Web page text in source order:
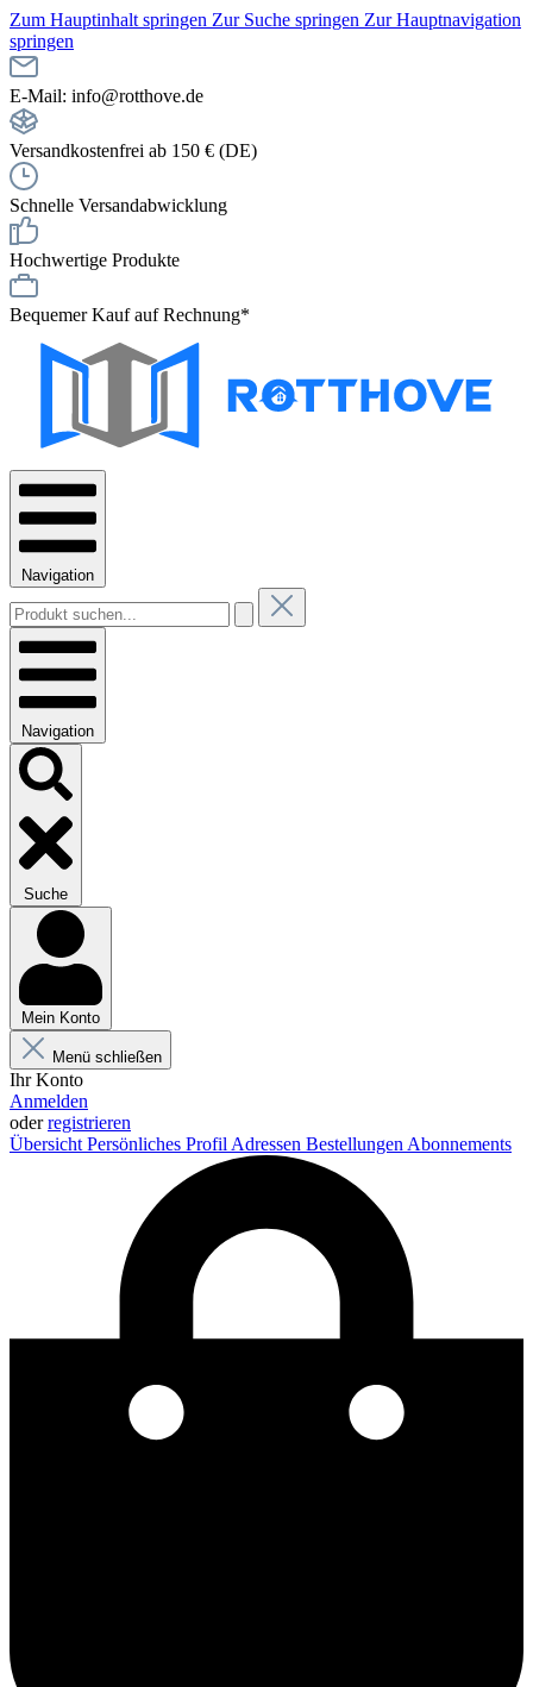
Zum Hauptinhalt springen Zur Suche springen Zur Hauptnavigation
springen
E-Mail: info@rotthove.de
Versandkostenfrei ab 150 € (DE)
Schnelle Versandabwicklung
Hochwertige Produkte
Bequemer Kauf auf Rechnung*
Navigation
Navigation
Suche
Mein Konto
Menü schließen
Ihr Konto
Anmelden
oderregistrieren
Übersicht Persönliches Profil Adressen Bestellungen Abonnements